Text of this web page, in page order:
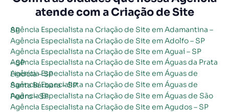
atende com a Criação de Site
Agência Especialista na Criação de Site em Adamantina – SP
Agência Especialista na Criação de Site em Adolfo – SP
Agência Especialista na Criação de Site em Aguaí – SP
Agência Especialista na Criação de Site em Águas da Prata – SP
Agência Especialista na Criação de Site em Águas de Lindóia – SP
Agência Especialista na Criação de Site em Águas de Santa Bárbara – SP
Agência Especialista na Criação de Site em Águas de São Pedro – SP
Agência Especialista na Criação de Site em Agudos – SP